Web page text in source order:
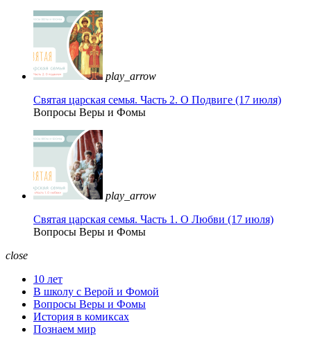
play_arrow
Святая царская семья. Часть 2. О Подвиге (17 июля)
Вопросы Веры и Фомы
play_arrow
Святая царская семья. Часть 1. О Любви (17 июля)
Вопросы Веры и Фомы
close
10 лет
В школу с Верой и Фомой
Вопросы Веры и Фомы
История в комиксах
Познаем мир